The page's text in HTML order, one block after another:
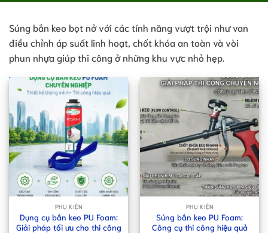
Súng bắn keo bọt nở với các tính năng vượt trội như van
điều chỉnh áp suất linh hoạt, chốt khóa an toàn và vòi
phun nhựa giúp thi công ở những khu vực nhỏ hẹp.
PHỤ KIỆN
Dụng cụ bắn keo PU Foam:
Giải pháp tối ưu cho thi công
PHỤ KIỆN
Súng bắn keo PU Foam:
Công cụ thi công hiệu quả